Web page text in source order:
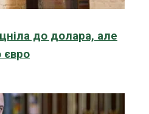
до долара, але